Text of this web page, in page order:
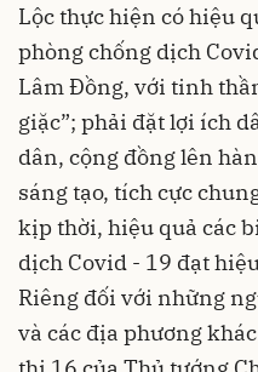
Lộc thực hiện có hiệu
phòng chống dịch
Lâm Đồng, với tinh
giặc”; phải đặt lợi ích
dân, cộng đồng lên
sáng tạo, tích cực
kịp thời, hiệu quả các
dịch Covid - 19 đạt
Riêng đối với những
và các địa phương